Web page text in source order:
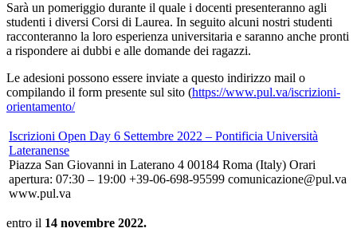
Sarà un pomeriggio durante il quale i docenti presenteranno agli
studenti i diversi Corsi di Laurea. In seguito alcuni nostri studenti
racconteranno la loro esperienza universitaria e saranno anche pronti
a rispondere ai dubbi e alle domande dei ragazzi.
Le adesioni possono essere inviate a questo indirizzo mail o
compilando il form presente sul sito (https://www.pul.va/iscrizioni-
orientamento/
Iscrizioni Open Day 6 Settembre 2022 – Pontificia Università
Lateranense
Piazza San Giovanni in Laterano 4 00184 Roma (Italy) Orari
apertura: 07:30 – 19:00 +39-06-698-95599 comunicazione@pul.va
www.pul.va
entro il 14 novembre 2022.